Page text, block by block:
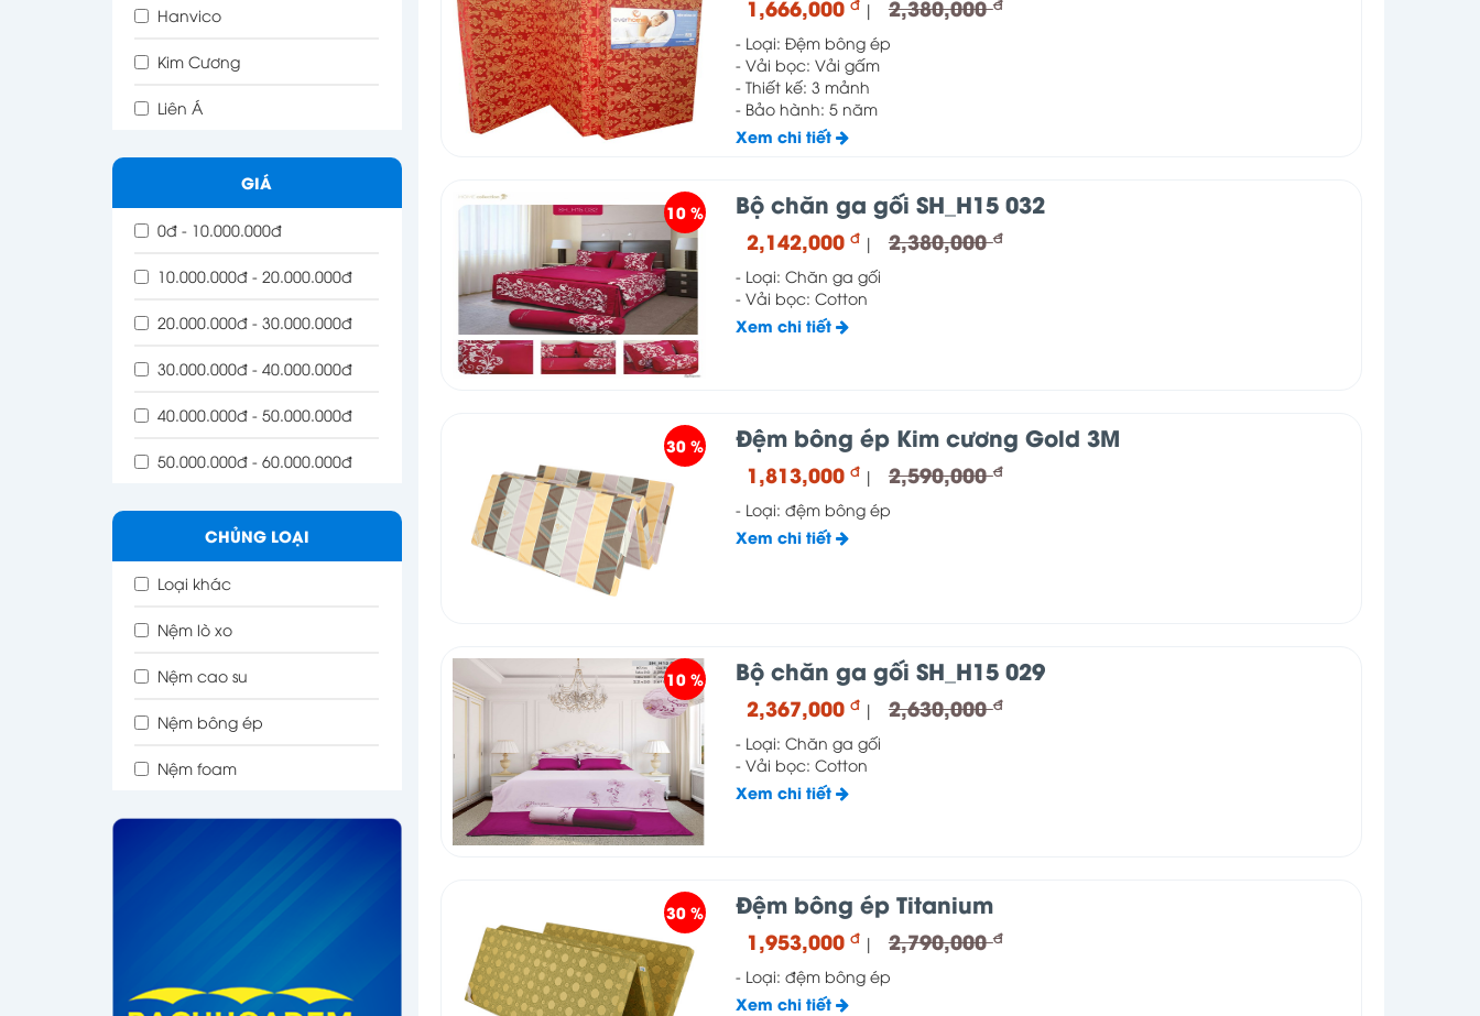
Hanvico
Kim Cương
Liên Á
GIÁ
0đ - 10.000.000đ
10.000.000đ - 20.000.000đ
20.000.000đ - 30.000.000đ
30.000.000đ - 40.000.000đ
40.000.000đ - 50.000.000đ
50.000.000đ - 60.000.000đ
CHỦNG LOẠI
Loại khác
Nệm lò xo
Nệm cao su
Nệm bông ép
Nệm foam
1,666,000 đ | 2,380,000đ
- Loại: Đệm bông ép
- Vải bọc: Vải gấm
- Thiết kế: 3 mảnh
- Bảo hành: 5 năm
Xem chi tiết
10 % Bộ chăn ga gối SH_H15 032
2,142,000 đ | 2,380,000đ
- Loại: Chăn ga gối
- Vải bọc: Cotton
Xem chi tiết
30 % Đệm bông ép Kim cương Gold 3M
1,813,000 đ | 2,590,000đ
- Loại: đệm bông ép
Xem chi tiết
10 % Bộ chăn ga gối SH_H15 029
2,367,000 đ | 2,630,000đ
- Loại: Chăn ga gối
- Vải bọc: Cotton
Xem chi tiết
30 % Đệm bông ép Titanium
1,953,000 đ | 2,790,000đ
- Loại: đệm bông ép
Xem chi tiết